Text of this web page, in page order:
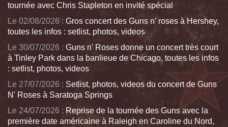
tournée avec Chris Stapleton en invité spécial
Le 02/08/2026 : Gros concert des Guns n' roses à Hershey,
toutes les infos : setlist, photos, videos
Le 30/07/2026 : Guns n' Roses donne un concert très court
à Tinley Park dans la banlieue de Chicago, toutes les infos
: setlist, photos, videos
Le 27/07/2026 : Setlist, photos, videos du concert de Guns
N' Roses à Saratoga Springs
Le 24/07/2026 : Reprise de la tournée des Guns avec la
première date américaine à Raleigh en Caroline du Nord,